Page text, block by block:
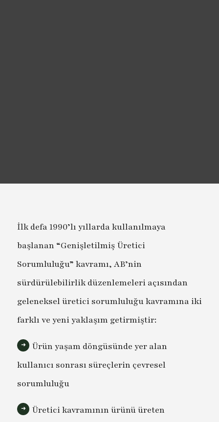
İlk defa 1990’lı yıllarda kullanılmaya
başlanan “Genişletilmiş Üretici
Sorumluluğu” kavramı, AB’nin
sürdürülebilirlik düzenlemeleri açısından
geleneksel üretici sorumluluğu kavramına iki
farklı ve yeni yaklaşım getirmiştir:
Ürün yaşam döngüsünde yer alan
kullanıcı sonrası süreçlerin çevresel
sorumluluğu
Üretici kavramının ürünü üreten